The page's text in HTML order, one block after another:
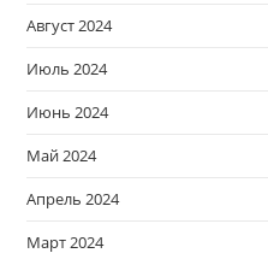
Август 2024
Июль 2024
Июнь 2024
Май 2024
Апрель 2024
Март 2024